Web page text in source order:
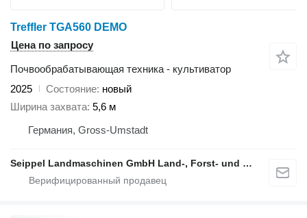
Treffler TGA560 DEMO
Цена по запросу
Почвообрабатывающая техника - культиватор
2025
Состояние новый
Ширина захвата 5,6 м
Германия, Gross-Umstadt
Seippel Landmaschinen GmbH Land-, Forst- und Gartentechnik